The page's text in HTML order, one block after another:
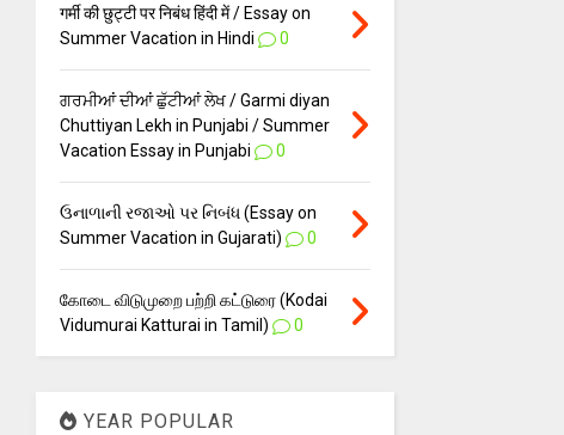
गर्मी की छुट्टी पर निबंध हिंदी में / Essay on
Summer Vacation in Hindi
0
ਗਰਮੀਆਂ ਦੀਆਂ ਛੁੱਟੀਆਂ ਲੇਖ / Garmi diyan
Chuttiyan Lekh in Punjabi / Summer
Vacation Essay in Punjabi
0
ઉનાળાની રજાઓ પર નિબંધ (Essay on
Summer Vacation in Gujarati)
0
கோடை விடுமுறை பற்றி கட்டுரை (Kodai
Vidumurai Katturai in Tamil)
0
YEAR POPULAR